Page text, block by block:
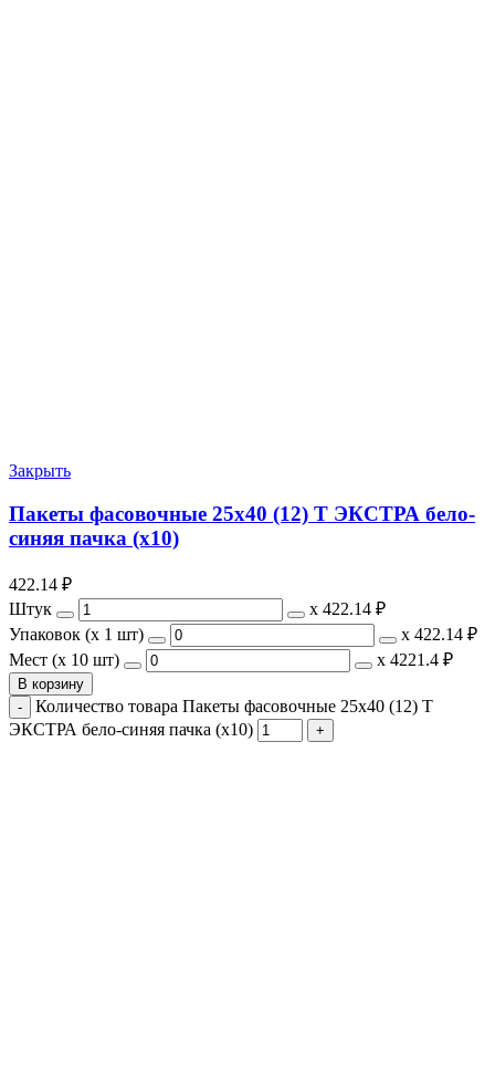
Закрыть
Пакеты фасовочные 25х40 (12) Т ЭКСТРА бело-
синяя пачка (х10)
422.14 ₽
Штук
х 422.14 ₽
Упаковок (x 1 шт)
х 422.14 ₽
Мест (x 10 шт)
х 4221.4 ₽
В корзину
Количество товара Пакеты фасовочные 25х40 (12) Т
ЭКСТРА бело-синяя пачка (х10)